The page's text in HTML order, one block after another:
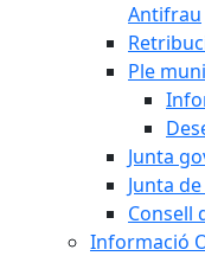
Antifrau
Ple
Junta
Junta
Consell
Informació